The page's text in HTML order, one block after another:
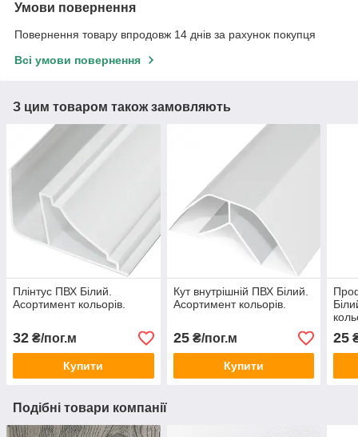
Умови повернення
Повернення товару впродовж 14 днів за рахунок покупця
Всі умови повернення
З цим товаром також замовляють
Плінтус ПВХ Білий.
Асортимент кольорів.
32 ₴/пог.м
Купити
Кут внутрішній ПВХ Білий.
Асортимент кольорів.
25₴/пог.м
Купити
25
Подібні товари компанії